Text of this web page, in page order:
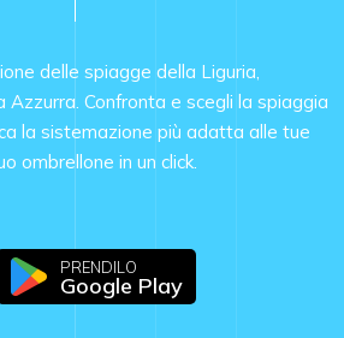
delle spiagge della Liguria,
Azzurra. Confronta e scegli la spiaggia
la sistemazione più adatta alle tue
ombrellone in un click.
PRENDILO
Google Play